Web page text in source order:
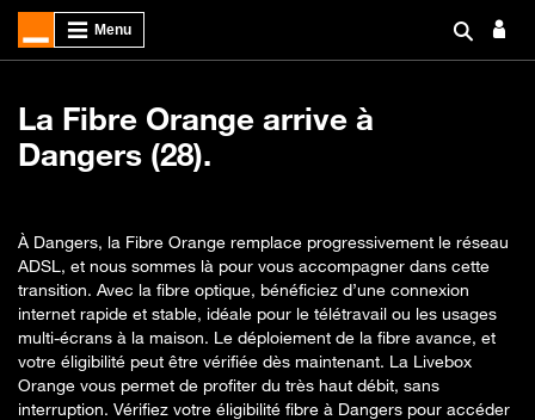
La Fibre Orange arrive à
Dangers (28).
À Dangers, la Fibre Orange remplace progressivement le réseau
ADSL, et nous sommes là pour vous accompagner dans cette
transition. Avec la fibre optique, bénéficiez d’une connexion
internet rapide et stable, idéale pour le télétravail ou les usages
multi-écrans à la maison. Le déploiement de la fibre avance, et
votre éligibilité peut être vérifiée dès maintenant. La Livebox
Orange vous permet de profiter du très haut débit, sans
interruption. Vérifiez votre éligibilité fibre à Dangers pour accéder